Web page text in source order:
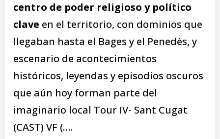
centro de poder religioso y político
clave en el territorio, con dominios que
llegaban hasta el Bages y el Penedès, y
escenario de acontecimientos
históricos, leyendas y episodios oscuros
que aún hoy forman parte del
imaginario local Tour IV- Sant Cugat
(CAST) VF (….